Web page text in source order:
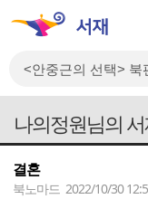
나의정원님의
결혼
북노마드 2022/10/30